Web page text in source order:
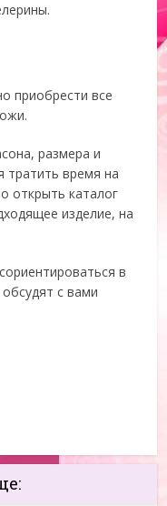
приобрести все
размера и
тратить время на
открыть каталог
изделие, на
в
с вами